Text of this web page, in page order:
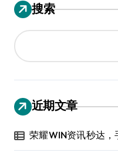
搜索
近期文章
荣耀WIN资讯秒达，